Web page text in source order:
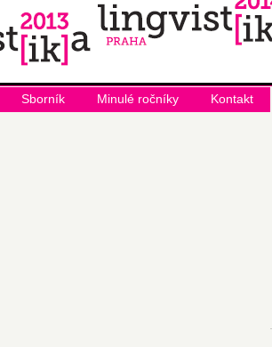
Sborník Minulé ročníky Kontakt